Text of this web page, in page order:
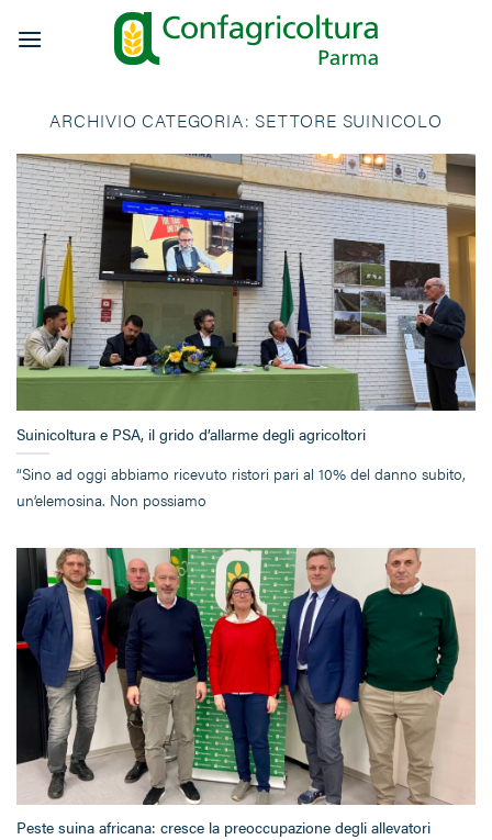
ARCHIVIO CATEGORIA: SETTORE SUINICOLO
Suinicoltura e PSA, il grido d’allarme degli agricoltori
“Sino ad oggi abbiamo ricevuto ristori pari al 10% del danno subito,
un’elemosina. Non possiamo
Peste suina africana: cresce la preoccupazione degli allevatori